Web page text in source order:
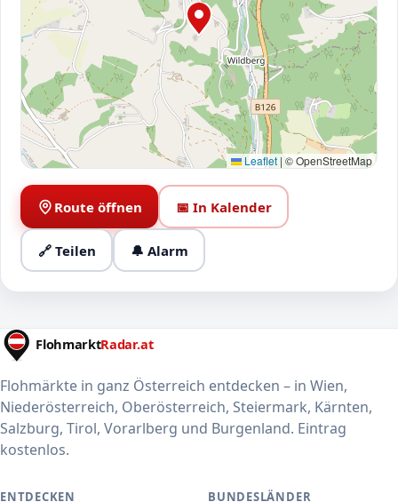
Leaflet | © OpenStreetMap
Route öffnen 📅 In Kalender
🔗 Teilen 🔔 Alarm
Flohmärkte in ganz Österreich entdecken – in Wien,
Niederösterreich, Oberösterreich, Steiermark, Kärnten,
Salzburg, Tirol, Vorarlberg und Burgenland. Eintrag
kostenlos.
ENTDECKEN BUNDESLÄNDER